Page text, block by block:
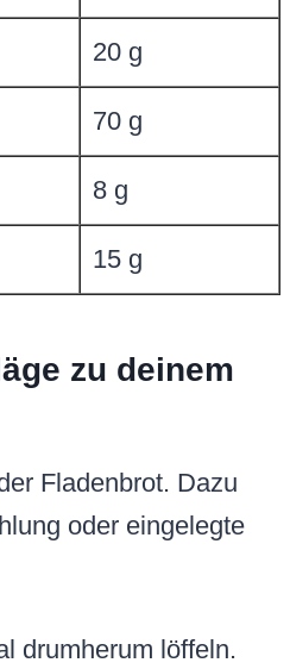
20 g
70 g
8 g
15 g
zu deinem
Fladenbrot. Dazu
oder eingelegte
drumherum löffeln.